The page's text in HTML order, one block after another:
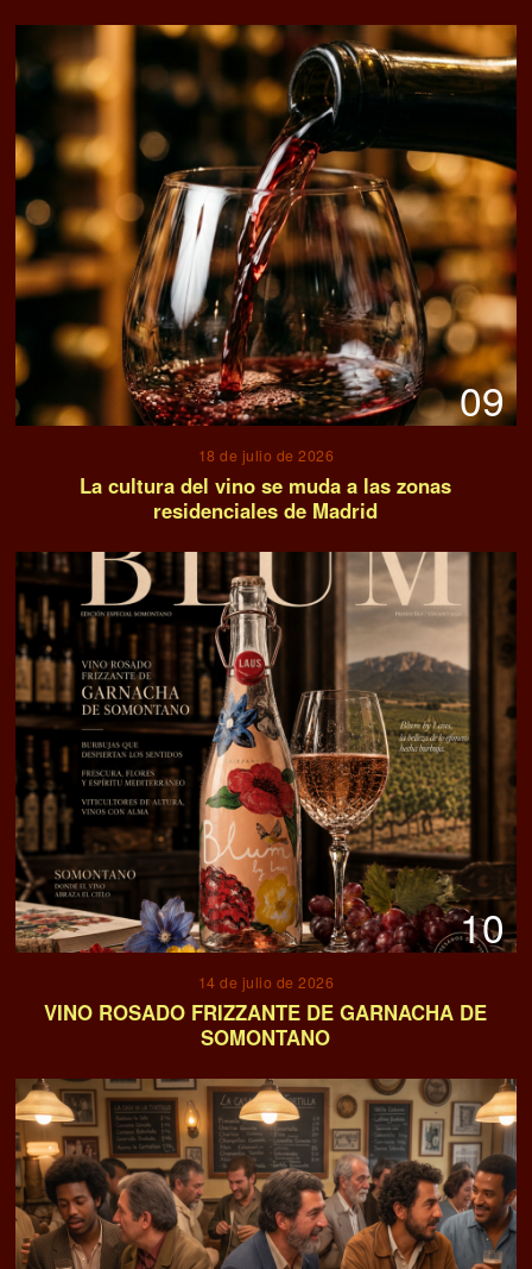
09
18 de julio de 2026
La cultura del vino se muda a las zonas
residenciales de Madrid
10
14 de julio de 2026
VINO ROSADO FRIZZANTE DE GARNACHA DE
SOMONTANO